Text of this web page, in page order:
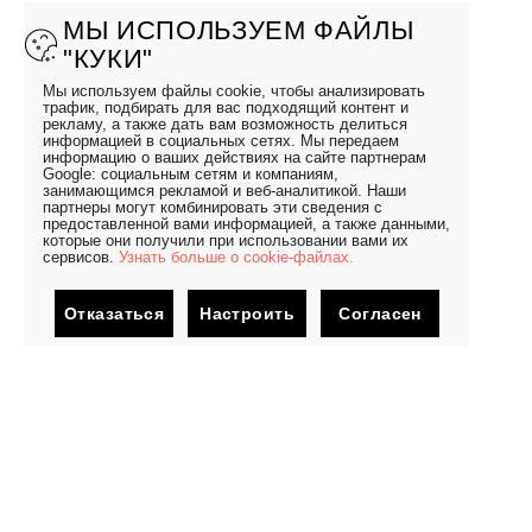
МЫ ИСПОЛЬЗУЕМ ФАЙЛЫ
"КУКИ"
Мы используем файлы cookie, чтобы анализировать
трафик, подбирать для вас подходящий контент и
рекламу, а также дать вам возможность делиться
информацией в социальных сетях. Мы передаем
информацию о ваших действиях на сайте партнерам
Google: социальным сетям и компаниям,
занимающимся рекламой и веб-аналитикой. Наши
партнеры могут комбинировать эти сведения с
предоставленной вами информацией, а также данными,
которые они получили при использовании вами их
сервисов. Узнать больше о cookie-файлах.
Отказаться Настроить Согласен